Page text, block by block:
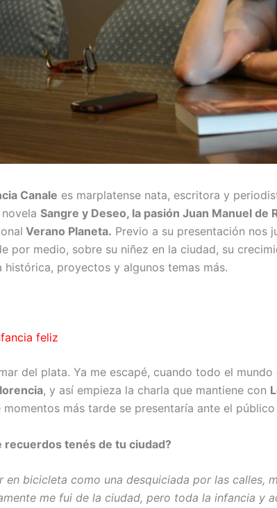
Canale es marplatense nata, escritora y
Sangre y Deseo, la pasión Juan Manuel de
Verano Planeta. Previo a su presentación nos
por medio, sobre su niñez en la ciudad, su
histórica, proyectos y algunos temas más.
feliz
del plata. Ya me escapé, cuando todo el
, y así empieza la charla que mantiene con
momentos más tarde se presentaría ante el
recuerdos tenés de tu ciudad?
en bicicleta como una desquiciada por las calles,
me fui de la ciudad, pero toda la infancia y